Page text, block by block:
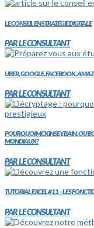
LE CONSEIL EN STRATÉGIE DIGITALE
PAR LE CONSULTANT
UBER, GOOGLE, FACEBOOK,
PAR LE CONSULTANT
POURQUOI MCKINSEY, BAIN, OU
MONDIAUX?
PAR LE CONSULTANT
TUTORIAL EXCEL #11 – LES
PAR LE CONSULTANT